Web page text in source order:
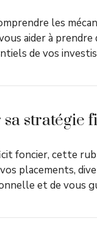
les
aider à
de vos
stratégie
foncier, cette
placements,
et de vous